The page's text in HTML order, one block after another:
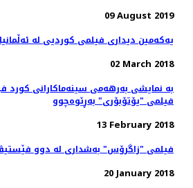
09 August 2019
یەکەمین دیداری فیلمی کوردیی لە
02 March 2018
بە نمایشی بەرهەمی سینەماکارانی کورد
فیلمی "یۆتۆبۆری" بەڕێوەچوو
13 February 2018
فیلمی "زاگرۆس" بەشداری لە دوو
20 January 2018